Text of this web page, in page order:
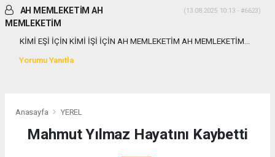
AH MEMLEKETİM AH
MEMLEKETİM
(13.08.2025 10:13 - #6623)
KİMİ EŞİ İÇİN KİMİ İŞİ İÇİN AH MEMLEKETİM AH MEMLEKETİM...
Yorumu Yanıtla
Anasayfa YEREL
Mahmut Yılmaz Hayatını Kaybetti